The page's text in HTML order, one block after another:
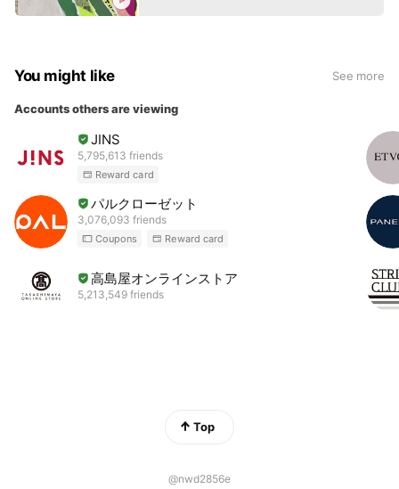
You might like See more
Accounts others are viewing
JINS
5,795,613 friends
Reward card
パルクローゼット
3,076,093 friends
Coupons Reward card
高島屋オンラインストア
5,213,549 friends
Top
@nwd2856e